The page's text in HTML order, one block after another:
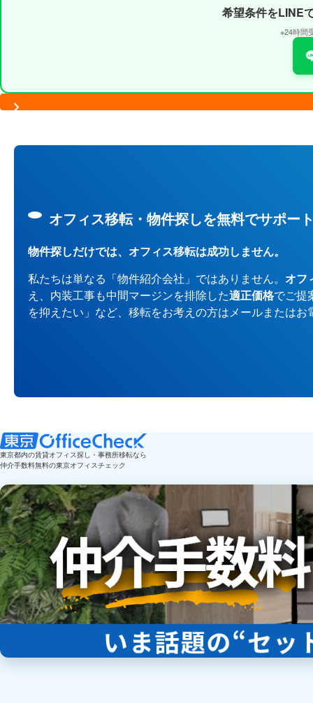
希望条件をLINE
※24時間
オフィス移転・物件探しを無料でサポー
物件探しだけでは、オフィス移転は成功しません。
私たちは単なる「物件紹介会社」ではありません。 オフ
え、内装工事も中間マージンを排除した適正価格でご提
を抑えたい」など、移転をお考えの方はメールまたは
東京都内の賃貸オフィス探し・事務所移転なら
仲介手数料無料の東京オフィスチェック